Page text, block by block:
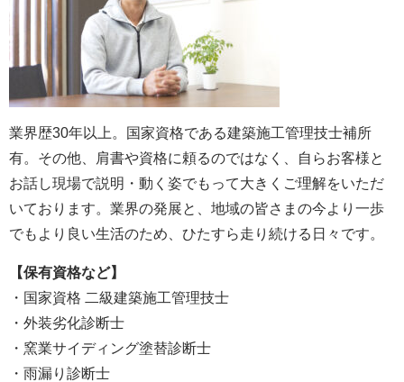
業界歴30年以上。国家資格である建築施工管理技士補所
有。その他、肩書や資格に頼るのではなく、自らお客様と
お話し現場で説明・動く姿でもって大きくご理解をいただ
いております。業界の発展と、地域の皆さまの今より一歩
でもより良い生活のため、ひたすら走り続ける日々です。
【保有資格など】
・国家資格 二級建築施工管理技士
・外装劣化診断士
・窯業サイディング塗替診断士
・雨漏り診断士